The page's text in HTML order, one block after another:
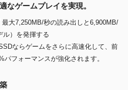
なゲームプレイを実現。
最大7,250MB/秒の読み出しと6,900MB/
ル）を発揮する
ならゲームをさらに高速化して、前
フォーマンスが強化されます。